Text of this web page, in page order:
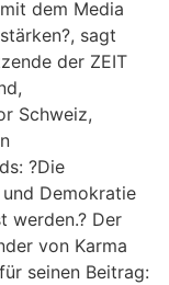
dem Media
sagt
der ZEIT
Schweiz,
?Die
Demokratie
werden.? Der
von Karma
seinen Beitrag: